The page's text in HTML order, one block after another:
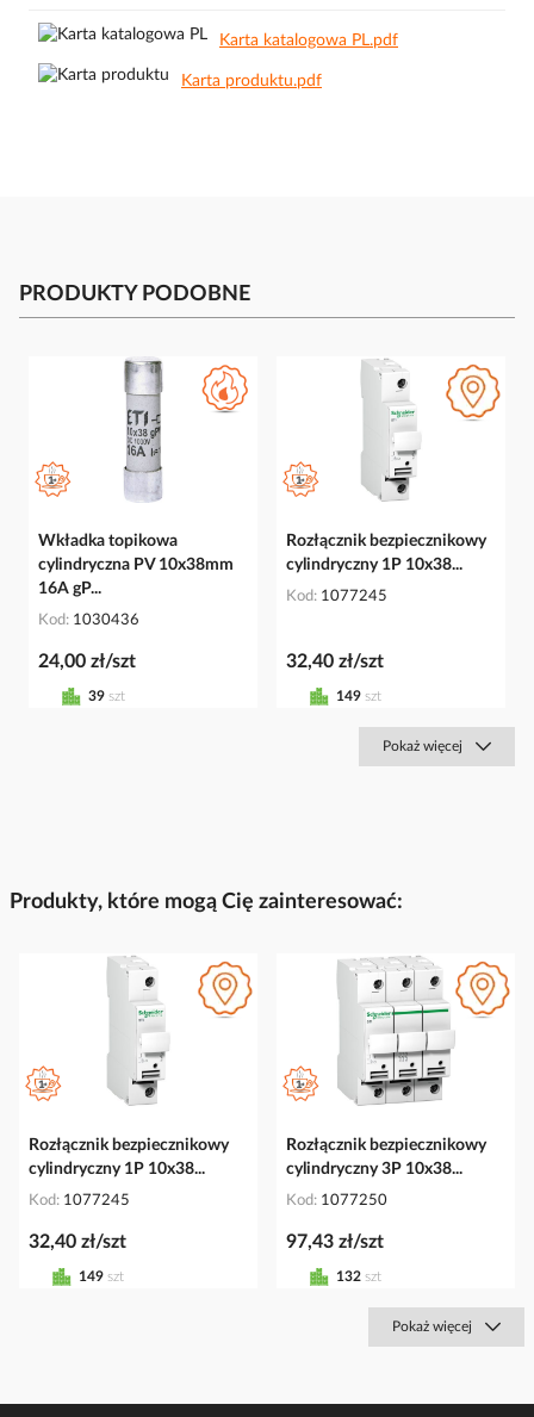
Karta katalogowa PL.pdf
Karta produktu.pdf
PRODUKTY PODOBNE
Wkładka topikowa
cylindryczna PV 10x38mm
16A gP...
Kod 1030436
24,00 zł/szt
39 szt
Rozłącznik bezpiecznikowy
cylindryczny 1P 10x38...
Kod 1077245
32,40 zł/szt
149 szt
Pokaż więcej
Produkty, które mogą Cię zainteresować:
Rozłącznik bezpiecznikowy
cylindryczny 1P 10x38...
Kod 1077245
32,40 zł/szt
149 szt
Rozłącznik bezpiecznikowy
cylindryczny 3P 10x38...
Kod 1077250
97,43 zł/szt
132 szt
Pokaż więcej